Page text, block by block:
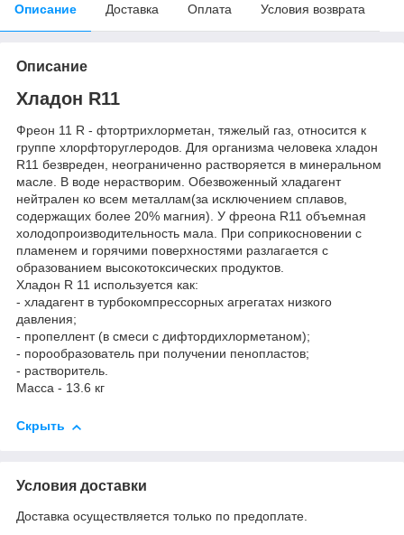
Описание Доставка Оплата Условия возврата
Описание
Хладон R11
Фреон 11 R - фтортрихлорметан, тяжелый газ, относится к
группе хлорфторуглеродов. Для организма человека хладон
R11 безвреден, неограниченно растворяется в минеральном
масле. В воде нерастворим. Обезвоженный хладагент
нейтрален ко всем металлам(за исключением сплавов,
содержащих более 20% магния). У фреона R11 объемная
холодопроизводительность мала. При соприкосновении с
пламенем и горячими поверхностями разлагается с
образованием высокотоксических продуктов.
Хладон R 11 используется как:
- хладагент в турбокомпрессорных агрегатах низкого
давления;
- пропеллент (в смеси с дифтордихлорметаном);
- порообразователь при получении пенопластов;
- растворитель.
Масса - 13.6 кг
Скрыть
Условия доставки
Доставка осуществляется только по предоплате.